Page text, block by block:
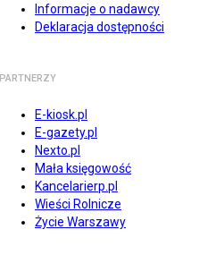
Informacje o nadawcy
Deklaracja dostępności
PARTNERZY
E-kiosk.pl
E-gazety.pl
Nexto.pl
Mała księgowość
Kancelarierp.pl
Wieści Rolnicze
Życie Warszawy